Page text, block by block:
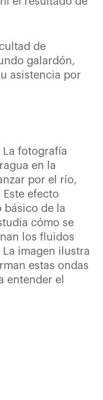
de
galardón,
asistencia por
La fotografía
en la
por el río,
Este efecto
básico de la
cómo se
los fluidos
imagen ilustra
estas ondas
entender el